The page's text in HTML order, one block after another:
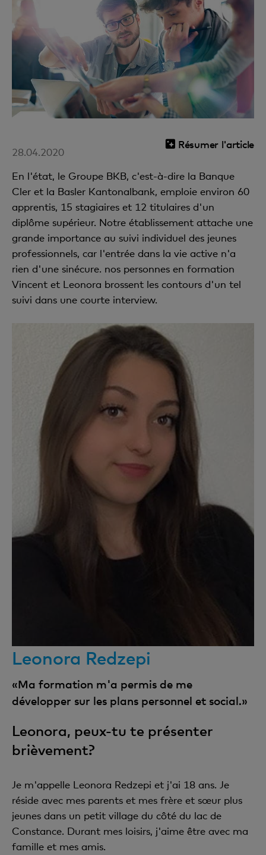
Résumer l'article
28.04.2020
En l'état, le Groupe BKB, c'est-à-dire la Banque
Cler et la Basler Kantonalbank, emploie environ 60
apprentis, 15 stagiaires et 12 titulaires d'un
diplôme supérieur. Notre établissement attache une
grande importance au suivi individuel des jeunes
professionnels, car l'entrée dans la vie active n'a
rien d'une sinécure. nos personnes en formation
Vincent et Leonora brossent les contours d'un tel
suivi dans une courte interview.
Leonora Redzepi
«Ma formation m'a permis de me
développer sur les plans personnel et social.»
Leonora, peux-tu te présenter
brièvement?
Je m'appelle Leonora Redzepi et j'ai 18 ans. Je
réside avec mes parents et mes frère et sœur plus
jeunes dans un petit village du côté du lac de
Constance. Durant mes loisirs, j'aime être avec ma
famille et mes amis.